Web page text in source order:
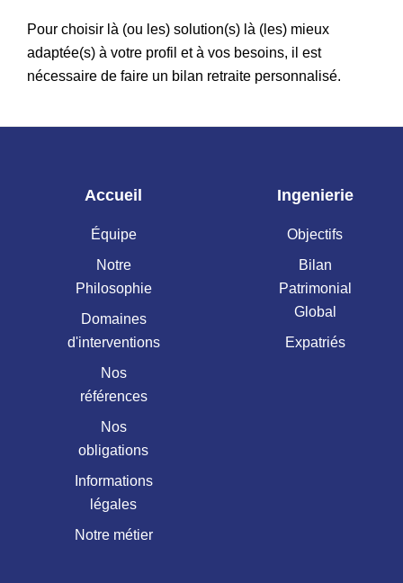
Pour choisir là (ou les) solution(s) là (les) mieux
adaptée(s) à votre profil et à vos besoins, il est
nécessaire de faire un bilan retraite personnalisé.
Accueil
Équipe
Notre
Philosophie
Domaines
d'interventions
Nos
références
Nos
obligations
Informations
légales
Notre métier
Ingenierie
Objectifs
Bilan
Patrimonial
Global
Expatriés